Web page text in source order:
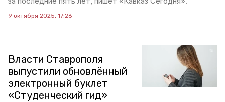
9 октября 2025, 17:26
Власти Ставрополя
выпустили обновлённый
электронный буклет
«Студенческий гид»